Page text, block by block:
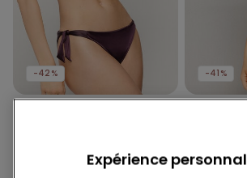
-42%
15.00 CHF-42%
-41%
Bordeaux
16.95 CHF
Expérience